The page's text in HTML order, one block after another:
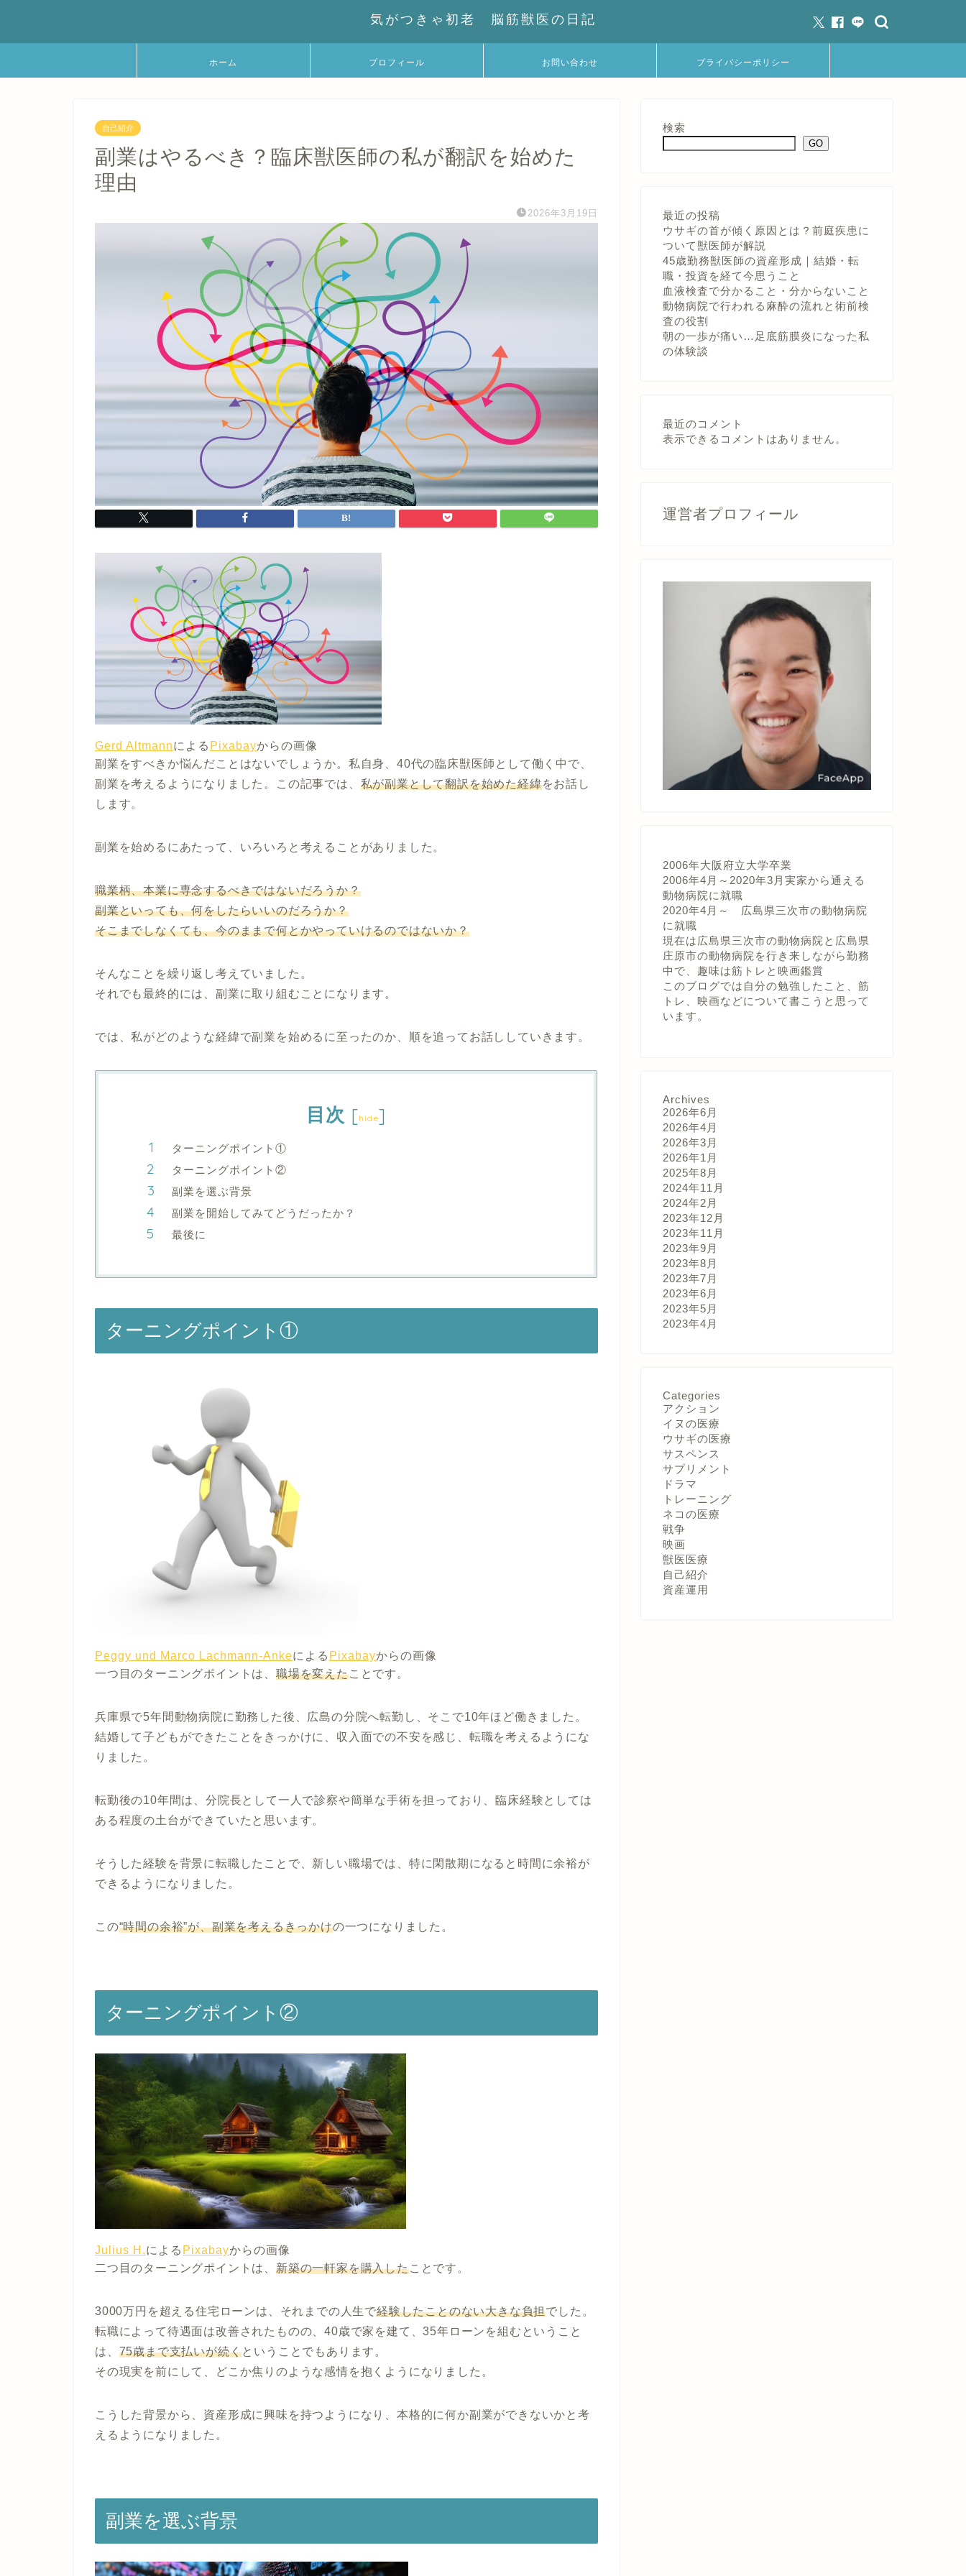
気がつきゃ初老 脳筋獣医の日記
ホーム プロフィール お問い合わせ プライバシーポリシー
自己紹介
副業はやるべき？臨床獣医師の私が翻訳を始めた
理由
2026年3月19日
Gerd Altmannによる Pixabayからの画像
副業をすべきか悩んだことはないでしょうか。私自身、40代の臨床獣医師として働く中で、
副業を考えるようになりました。この記事では、 私が副業として翻訳を始めた経緯をお話し
します。
副業を始めるにあたって、いろいろと考えることがありました。
職業柄、本業に専念するべきではないだろうか？
副業といっても、何をしたらいいのだろうか？
そこまでしなくても、今のままで何とかやっていけるのではないか？
そんなことを繰り返し考えていました。
それでも最終的には、副業に取り組むことになります。
では、私がどのような経緯で副業を始めるに至ったのか、順を追ってお話ししていきます。
目次 [hide]
ターニングポイント①
ターニングポイント②
副業を選ぶ背景
副業を開始してみてどうだったか？
最後に
ターニングポイント①
Peggy und Marco Lachmann-Ankeによる Pixabayからの画像
一つ目のターニングポイントは、 職場を変えたことです。
兵庫県で5年間動物病院に勤務した後、広島の分院へ転勤し、そこで10年ほど働きました。
結婚して子どもができたことをきっかけに、収入面での不安を感じ、転職を考えるようにな
りました。
転勤後の10年間は、分院長として一人で診察や簡単な手術を担っており、臨床経験としては
ある程度の土台ができていたと思います。
そうした経験を背景に転職したことで、新しい職場では、特に閑散期になると時間に余裕が
できるようになりました。
この“時間の余裕”が、副業を考えるきっかけの一つになりました。
ターニングポイント②
Julius H.による Pixabayからの画像
二つ目のターニングポイントは、 新築の一軒家を購入したことです。
3000万円を超える住宅ローンは、それまでの人生で経験したことのない大きな負担でした。
転職によって待遇面は改善されたものの、40歳で家を建て、35年ローンを組むということ
は、 75歳まで支払いが続くということでもあります。
その現実を前にして、どこか焦りのような感情を抱くようになりました。
こうした背景から、資産形成に興味を持つようになり、本格的に何か副業ができないかと考
えるようになりました。
副業を選ぶ背景
検索
GO
最近の投稿
ウサギの首が傾く原因とは？前庭疾患に
ついて獣医師が解説
45歳勤務獣医師の資産形成｜結婚・転
職・投資を経て今思うこと
血液検査で分かること・分からないこと
動物病院で行われる麻酔の流れと術前検
査の役割
朝の一歩が痛い…足底筋膜炎になった私
の体験談
最近のコメント
表示できるコメントはありません。
運営者プロフィール
2006年大阪府立大学卒業
2006年4月～2020年3月実家から通える
動物病院に就職
2020年4月～ 広島県三次市の動物病院
に就職
現在は広島県三次市の動物病院と広島県
庄原市の動物病院を行き来しながら勤務
中で、趣味は筋トレと映画鑑賞
このブログでは自分の勉強したこと、筋
トレ、映画などについて書こうと思って
います。
Archives
2026年6月
2026年4月
2026年3月
2026年1月
2025年8月
2024年11月
2024年2月
2023年12月
2023年11月
2023年9月
2023年8月
2023年7月
2023年6月
2023年5月
2023年4月
Categories
アクション
イヌの医療
ウサギの医療
サスペンス
サプリメント
ドラマ
トレーニング
ネコの医療
戦争
映画
獣医医療
自己紹介
資産運用